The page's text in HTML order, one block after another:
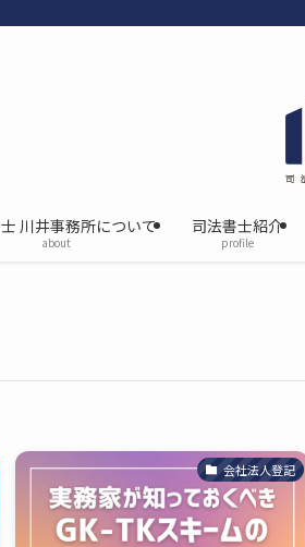
川井事務所について
about
司法書士紹介
profile
会社法人登記